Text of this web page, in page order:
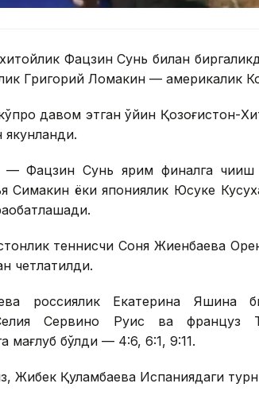
Фацзин Сунь билан
Григорий Ломакин — америкалик
давом этган ўйин Қозоғистон-
якунланди.
— Фацзин Сунь ярим финалга
Симакин ёки япониялик Юсуке
теннисчи Соня Жиенбаева
четлатилди.
россиялик Екатерина Яшина
Сервино Руис ва француз
мағлуб бўлди — 4:6, 6:1, 9:11.
Жибек Қуламбаева Испаниядаги